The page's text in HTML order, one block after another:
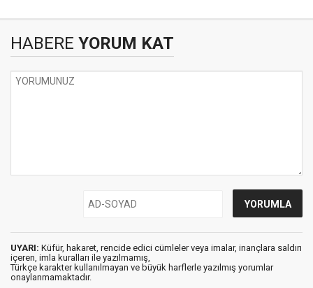
HABERE YORUM KAT
UYARI: Küfür, hakaret, rencide edici cümleler veya imalar, inançlara saldırı
içeren, imla kuralları ile yazılmamış,
Türkçe karakter kullanılmayan ve büyük harflerle yazılmış yorumlar
onaylanmamaktadır.